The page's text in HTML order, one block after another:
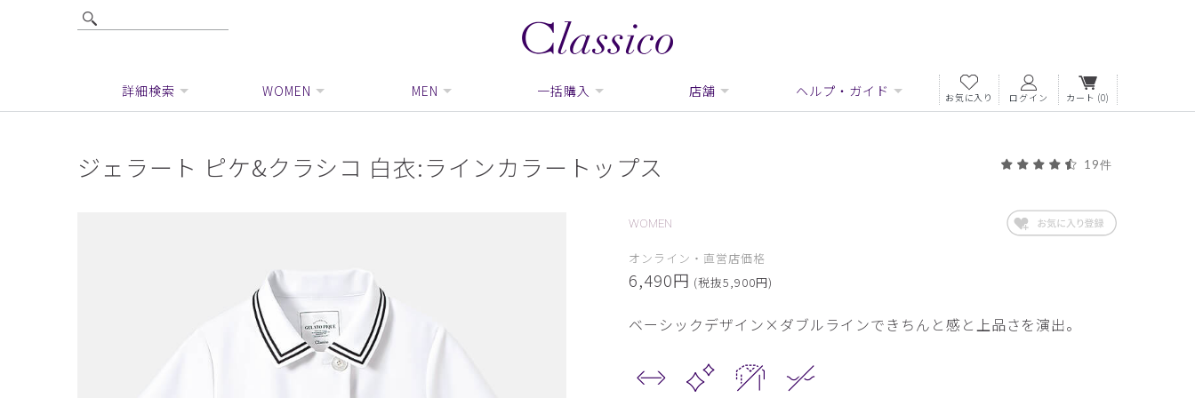
詳細検索 WOMEN MEN 一括購入 店舗 ヘルプ・ガイド お気に入り ログイン カート (0)
ジェラート ピケ&クラシコ 白衣:ラインカラートップス 19件
WOMEN
オンライン・直営店価格
6,490円 (税抜5,900円)
ベーシックデザイン×ダブルラインできちんと感と上品さを演出。